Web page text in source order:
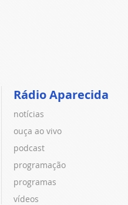
Rádio Aparecida
notícias
ouça ao vivo
podcast
programação
programas
vídeos